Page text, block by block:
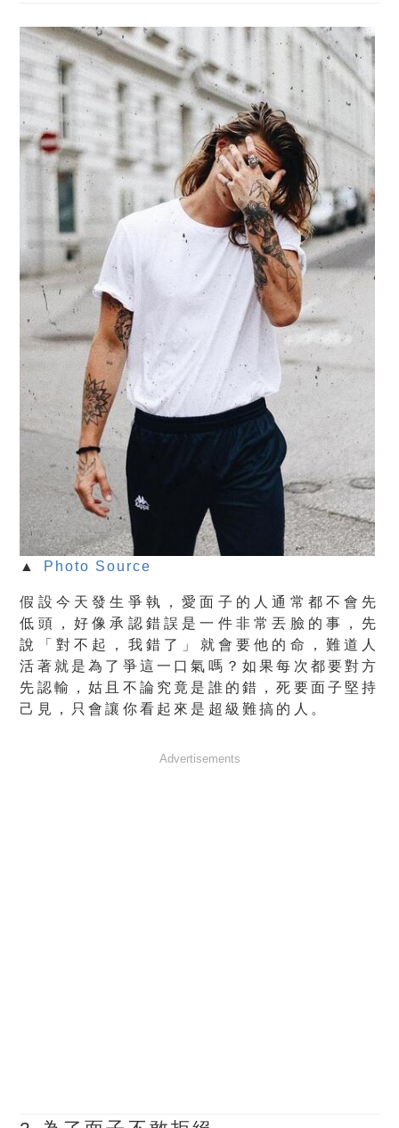
▲ Photo Source
假設今天發生爭執，愛面子的人通常都 不會先
低頭
，好像 承認錯誤是一件非常丟臉的事
，先
說
「對不起，我錯了」 就會要他的命，難道人
活著就是為了爭這一口氣嗎？如果每次都要對方
先認輸，姑且不論究竟是誰的錯，死要面子堅持
己見，只會讓你看起來是 超級難搞 的人。
Advertisements